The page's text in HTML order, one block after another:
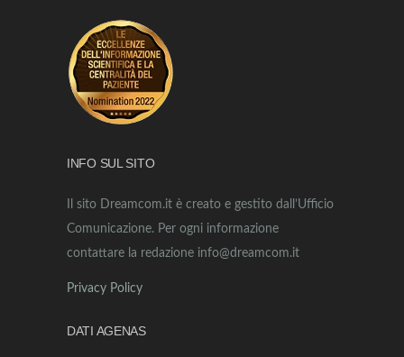
INFO SUL SITO
Il sito Dreamcom.it è creato e gestito dall’Ufficio
Comunicazione. Per ogni informazione
contattare la redazione info@dreamcom.it
Privacy Policy
DATI AGENAS